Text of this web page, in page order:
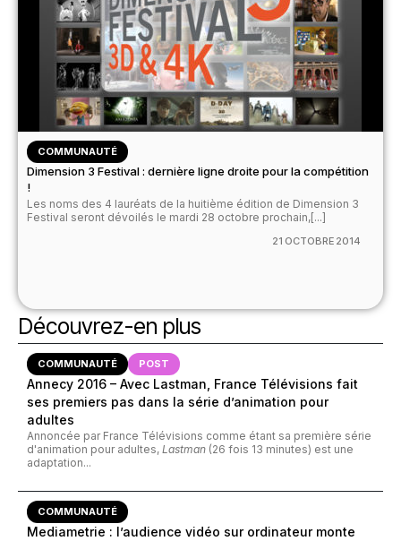
COMMUNAUTÉ
Dimension 3 Festival : dernière ligne droite pour la compétition
!
Les noms des 4 lauréats de la huitième édition de Dimension 3
Festival seront dévoilés le mardi 28 octobre prochain,[...]
21 OCTOBRE 2014
Découvrez-en plus
COMMUNAUTÉ POST
Annecy 2016 – Avec Lastman, France Télévisions fait
ses premiers pas dans la série d’animation pour
adultes
Annoncée par France Télévisions comme étant sa première série
d'animation pour adultes, Lastman (26 fois 13 minutes) est une
adaptation...
COMMUNAUTÉ
Mediametrie : l’audience vidéo sur ordinateur monte